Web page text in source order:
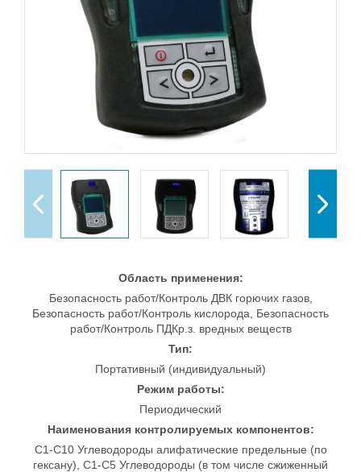
Область применения:
Безопасность работ/Контроль ДВК горючих газов,
Безопасность работ/Контроль кислорода, Безопасность
работ/Контроль ПДКр.з. вредных веществ
Тип:
Портативный (индивидуальный)
Режим работы:
Периодический
Наименования контролируемых компонентов:
C1-C10 Углеводороды алифатические предельные (по
гексану), C1-C5 Углеводороды (в том числе сжиженный